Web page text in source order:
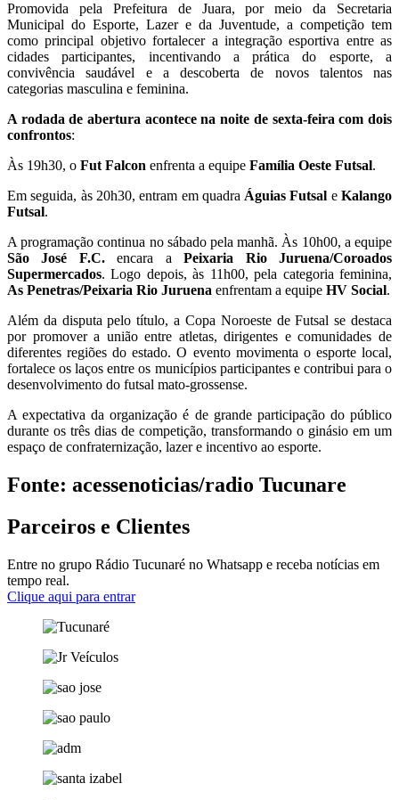
Promovida pela Prefeitura de Juara, por meio da Secretaria
Municipal do Esporte, Lazer e da Juventude, a competição tem
como principal objetivo fortalecer a integração esportiva entre as
cidades participantes, incentivando a prática do esporte, a
convivência saudável e a descoberta de novos talentos nas
categorias masculina e feminina.
A rodada de abertura acontece na noite de sexta-feira com dois
confrontos:
Às 19h30, o Fut Falcon enfrenta a equipe Família Oeste Futsal.
Em seguida, às 20h30, entram em quadra Águias Futsal eKalango
Futsal.
A programação continua no sábado pela manhã. Às 10h00, a equipe
São José F.C.encara aPeixaria Rio Juruena/Coroados
Supermercados. Logo depois, às 11h00, pela categoria feminina,
As Penetras/Peixaria Rio Juruena enfrentam a equipe HV Social.
Além da disputa pelo título, a Copa Noroeste de Futsal se destaca
por promover a união entre atletas, dirigentes e comunidades de
diferentes regiões do estado. O evento movimenta o esporte local,
fortalece os laços entre os municípios participantes e contribui para o
desenvolvimento do futsal mato-grossense.
A expectativa da organização é de grande participação do público
durante os três dias de competição, transformando o ginásio em um
espaço de confraternização, lazer e incentivo ao esporte.
Fonte: acessenoticias/radio Tucunare
Parceiros e Clientes
Entre no grupo Rádio Tucunaré no Whatsapp e receba notícias em
tempo real.
Clique aqui para entrar